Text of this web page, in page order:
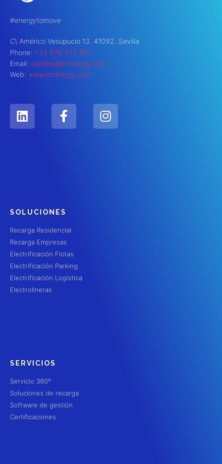
#energytomove
C\ Américo Vesupucio 13. 41092. Sevilla
Phone: +34 678 872 991
Email: clientes@mobergy.com
Web: www.mobergy.com
SOLUCIONES
Recarga Residencial
Recarga Empresas
Electrificación Flotas
Electrificación Parking
Electrificación Logística
Electrolineras
SERVICIOS
Servicio 360º
Soluciones de recarga
Software de gestión
Certificaciones